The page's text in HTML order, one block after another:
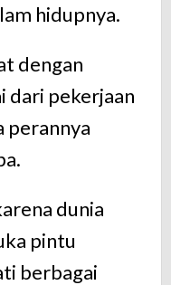
hidupnya.
dengan
dari pekerjaan
perannya
dunia
pintu
berbagai